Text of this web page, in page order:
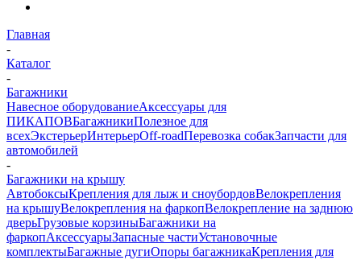
Главная
-
Каталог
-
Багажники
Навесное оборудованиеАксессуары для
ПИКАПОВБагажникиПолезное для
всехЭкстерьерИнтерьерOff-roadПеревозка собакЗапчасти для
автомобилей
-
Багажники на крышу
АвтобоксыКрепления для лыж и сноубордовВелокрепления
на крышуВелокрепления на фаркопВелокрепление на заднюю
дверьГрузовые корзиныБагажники на
фаркопАксессуарыЗапасные частиУстановочные
комплектыБагажные дугиОпоры багажникаКрепления для